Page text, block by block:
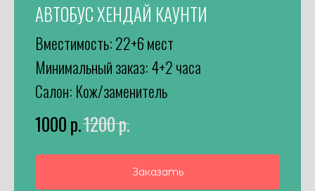
АВТОБУС ХЕНДАЙ КАУНТИ
Вместимость: 22+6 мест
Минимальный заказ: 4+2 часа
Салон: Кож/заменитель
1000р.1200р.
Заказать